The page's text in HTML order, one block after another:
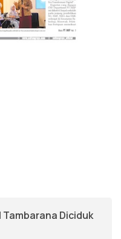
Tambarana Diciduk